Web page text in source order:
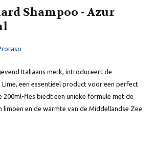
Shampoo - Azur
Italiaans merk, introduceert de
een essentieel product voor een perfect
200ml-fles biedt een unieke formule met de
limoen en de warmte van de Middellandse Zee